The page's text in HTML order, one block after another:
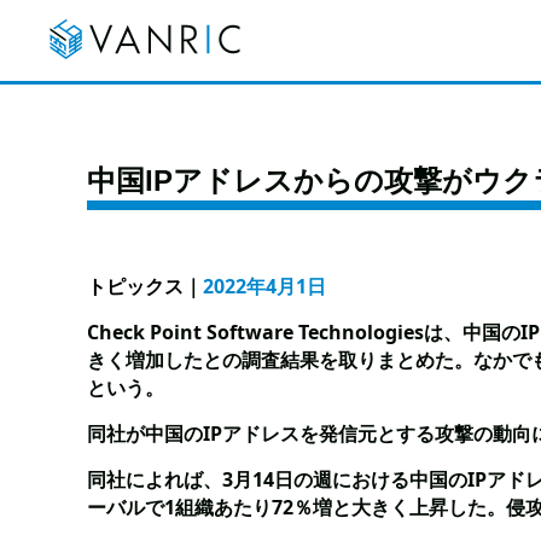
中国IPアドレスからの攻撃がウ
トピックス ｜ 2022年4月1日
Check Point Software Technologiesは、中国のIP
きく増加したとの調査結果を取りまとめた。なか
という。
同社が中国のIPアドレスを発信元とする攻撃の動
同社によれば、3月14日の週における中国のIPアド
ーバルで1組織あたり72％増と大きく上昇した。侵